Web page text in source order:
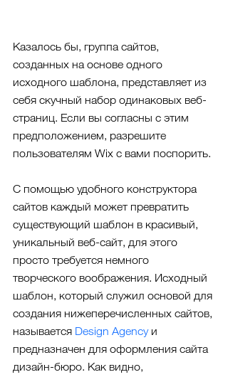
Казалось бы, группа сайтов,
созданных на основе одного
исходного шаблона, представляет из
себя скучный набор одинаковых веб-
страниц. Если вы согласны с этим
предположением, разрешите
пользователям Wix с вами поспорить.
С помощью удобного конструктора
сайтов каждый может превратить
существующий шаблон в красивый,
уникальный веб-сайт, для этого
просто требуется немного
творческого воображения. Исходный
шаблон, который служил основой для
создания нижеперечисленных сайтов,
называется Design Agency и
предназначен для оформления сайта
дизайн-бюро. Как видно,